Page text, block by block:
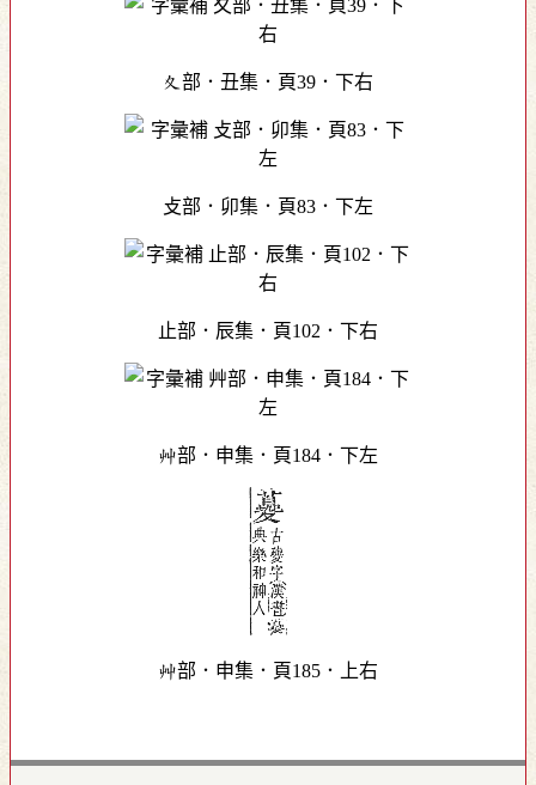
夊部．丑集．頁39．下右
攴部．卯集．頁83．下左
止部．辰集．頁102．下右
艸部．申集．頁184．下左
艸部．申集．頁185．上右